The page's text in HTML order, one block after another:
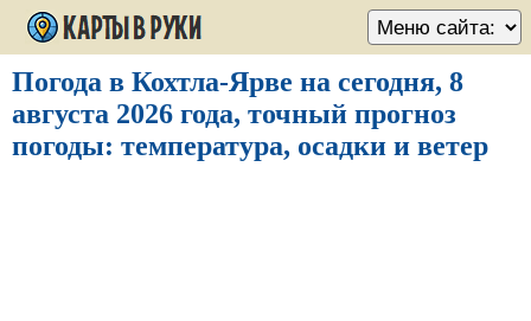
Погода в Кохтла-Ярве на сегодня, 8
августа 2026 года, точный прогноз
погоды: температура, осадки и ветер